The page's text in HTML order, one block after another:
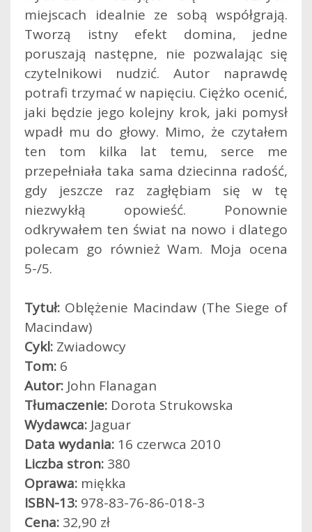
miejscach idealnie ze sobą współgrają.
Tworzą istny efekt domina, jedne
poruszają następne, nie pozwalając się
czytelnikowi nudzić. Autor naprawdę
potrafi trzymać w napięciu. Ciężko ocenić,
jaki będzie jego kolejny krok, jaki pomysł
wpadł mu do głowy. Mimo, że czytałem
ten tom kilka lat temu, serce me
przepełniała taka sama dziecinna radość,
gdy jeszcze raz zagłębiam się w tę
niezwykłą opowieść. Ponownie
odkrywałem ten świat na nowo i dlatego
polecam go również Wam. Moja ocena
5-/5.
Tytuł: Oblężenie Macindaw (The Siege of
Macindaw)
Cykl: Zwiadowcy
Tom: 6
Autor: John Flanagan
Tłumaczenie: Dorota Strukowska
Wydawca: Jaguar
Data wydania: 16 czerwca 2010
Liczba stron: 380
Oprawa: miękka
ISBN-13: 978-83-76-86-018-3
Cena: 32,90 zł